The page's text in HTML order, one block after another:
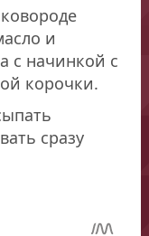
и
с начинкой с
корочки.
сразу